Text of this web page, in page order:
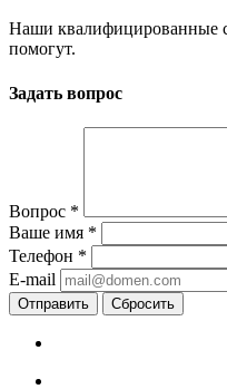
Наши квалифицированные
помогут.
Задать вопрос
Вопрос *
Ваше имя *
Телефон *
E-mail
Сбросить